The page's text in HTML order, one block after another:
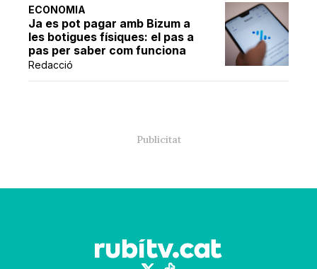
ECONOMIA
Ja es pot pagar amb Bizum a
les botigues físiques: el pas a
pas per saber com funciona
Redacció